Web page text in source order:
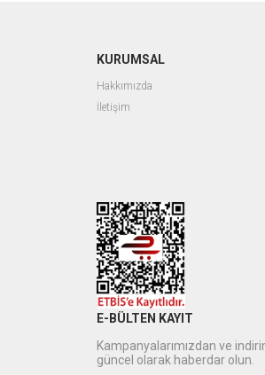
KURUMSAL
Hakkımızda
İletişim
E-BÜLTEN KAYIT
Kampanyalarımızdan ve
güncel olarak haberdar olun.